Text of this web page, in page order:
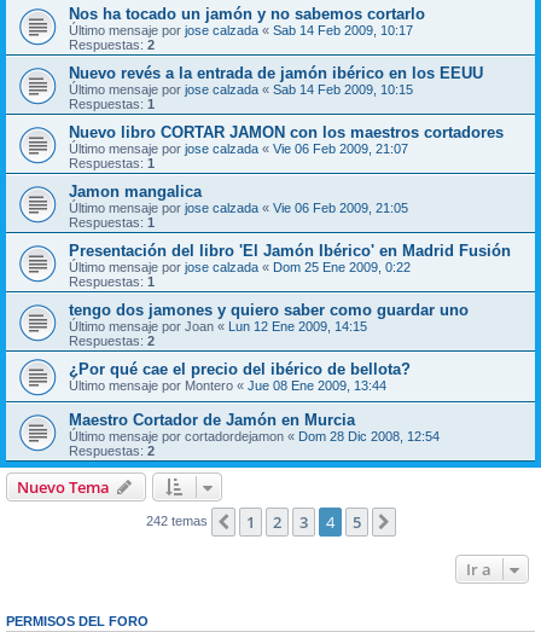
Nos ha tocado un jamón y no sabemos cortarlo
Último mensaje por jose calzada « Sab 14 Feb 2009, 10:17
Respuestas: 2
Nuevo revés a la entrada de jamón ibérico en los EEUU
Último mensaje por jose calzada « Sab 14 Feb 2009, 10:15
Respuestas: 1
Nuevo libro CORTAR JAMON con los maestros cortadores
Último mensaje por jose calzada « Vie 06 Feb 2009, 21:07
Respuestas: 1
Jamon mangalica
Último mensaje por jose calzada « Vie 06 Feb 2009, 21:05
Respuestas: 1
Presentación del libro 'El Jamón Ibérico' en Madrid Fusión
Último mensaje por jose calzada « Dom 25 Ene 2009, 0:22
Respuestas: 1
tengo dos jamones y quiero saber como guardar uno
Último mensaje por Joan «
Lun 12 Ene 2009, 14:15
Respuestas: 2
¿Por qué cae el precio del ibérico de bellota?
Último mensaje por Montero « Jue 08 Ene 2009, 13:44
Maestro Cortador de Jamón en Murcia
Último mensaje por cortadordejamon « Dom 28 Dic 2008, 12:54
Respuestas: 2
Nuevo Tema
242 temas Anterior
1 2 3 4 5
Ir a
PERMISOS DEL FORO